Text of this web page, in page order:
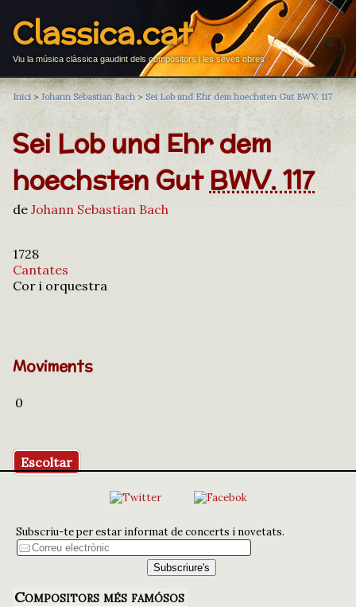
Classica.cat
Viu la música clàssica gaudint dels compositors i les seves obres
Inici > Johann Sebastian Bach > Sei Lob und Ehr dem hoechsten Gut BWV. 117
Sei Lob und Ehr dem
hoechsten GutBWV. 117
de Johann Sebastian Bach
1728
Cantates
Cor i orquestra
Moviments
0
Escoltar
Subscriu-te per estar informat de concerts i novetats.
Compositors més famósos